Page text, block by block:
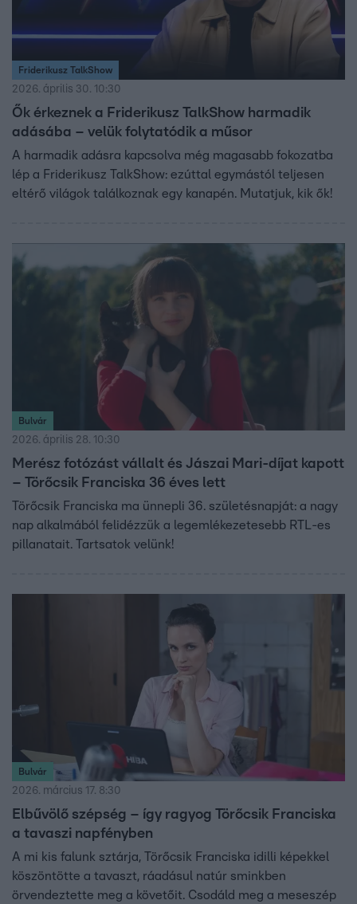
Friderikusz TalkShow
2026. április 30. 10:30
Ők érkeznek a Friderikusz TalkShow harmadik
adásába – velük folytatódik a műsor
A harmadik adásra kapcsolva még magasabb fokozatba
lép a Friderikusz TalkShow: ezúttal egymástól teljesen
eltérő világok találkoznak egy kanapén. Mutatjuk, kik ők!
Bulvár
2026. április 28. 10:30
Merész fotózást vállalt és Jászai Mari-díjat kapott
– Törőcsik Franciska 36 éves lett
Törőcsik Franciska ma ünnepli 36. születésnapját: a nagy
nap alkalmából felidézzük a legemlékezetesebb RTL-es
pillanatait. Tartsatok velünk!
Bulvár
2026. március 17. 8:30
Elbűvölő szépség – így ragyog Törőcsik Franciska
a tavaszi napfényben
A mi kis falunk sztárja, Törőcsik Franciska idilli képekkel
köszöntötte a tavaszt, ráadásul natúr sminkben
örvendeztette meg a követőit. Csodáld meg a meseszép